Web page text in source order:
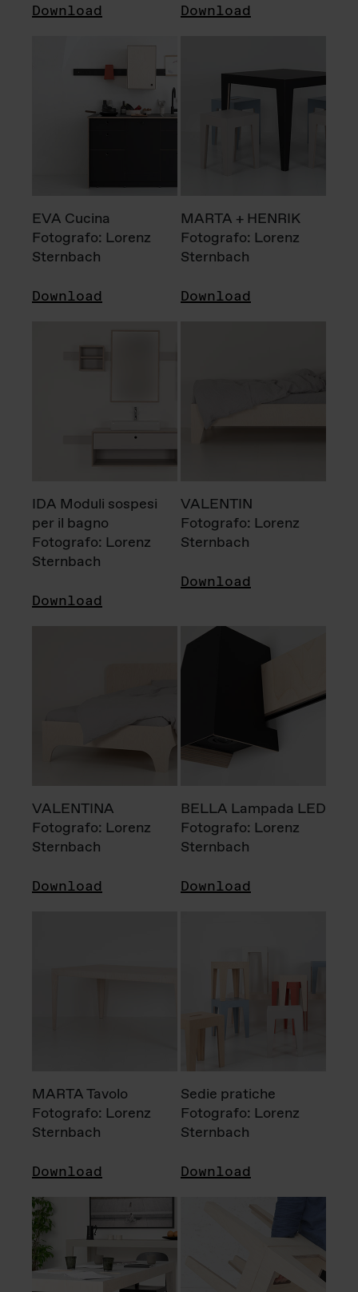
Download Download
EVA Cucina
Fotografo: Lorenz
Sternbach
Download
MARTA + HENRIK
Fotografo: Lorenz
Sternbach
Download
IDA Moduli sospesi
per il bagno
Fotografo: Lorenz
Sternbach
Download
VALENTIN
Fotografo: Lorenz
Sternbach
Download
VALENTINA
Fotografo: Lorenz
Sternbach
Download
BELLA Lampada LED
Fotografo: Lorenz
Sternbach
Download
MARTA Tavolo
Fotografo: Lorenz
Sternbach
Download
Sedie pratiche
Fotografo: Lorenz
Sternbach
Download